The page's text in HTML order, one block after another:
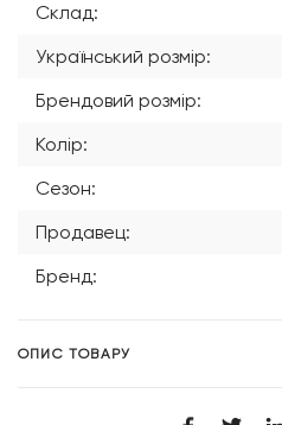
Склад:
Український розмір:
Брендовий розмір:
Колір:
Сезон:
Продавец:
Бренд:
ОПИС ТОВАРУ